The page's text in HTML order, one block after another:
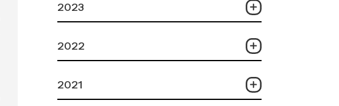
2023
2022
2021